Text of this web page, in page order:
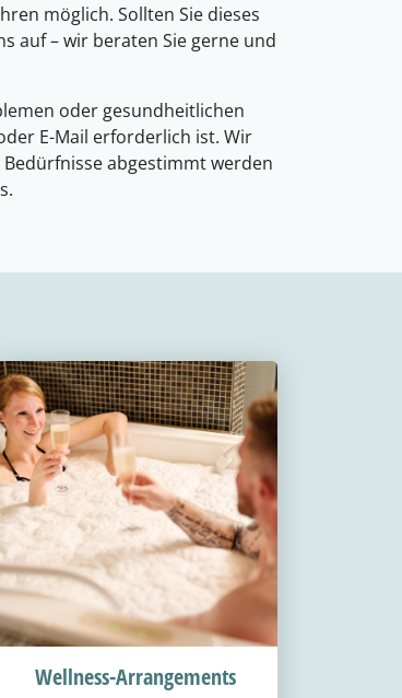
möglich. Sollten Sie dieses
auf – wir beraten Sie gerne und
oder gesundheitlichen
E-Mail erforderlich ist. Wir
abgestimmt werden
Wellness-Arrangements